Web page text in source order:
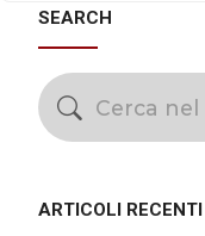
SEARCH
ARTICOLI RECENTI